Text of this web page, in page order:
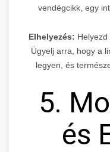
vendégcikk, egy
Elhelyezés: Helyezd
Ügyelj arra, hogy a
legyen, és
5.
és